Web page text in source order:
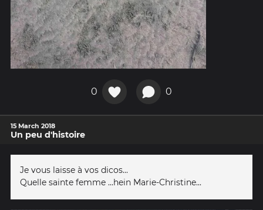
0 0
15 March 2018
Un peu d'histoire
Je vous laisse à vos dicos...
Quelle sainte femme ...hein Marie-Christine...